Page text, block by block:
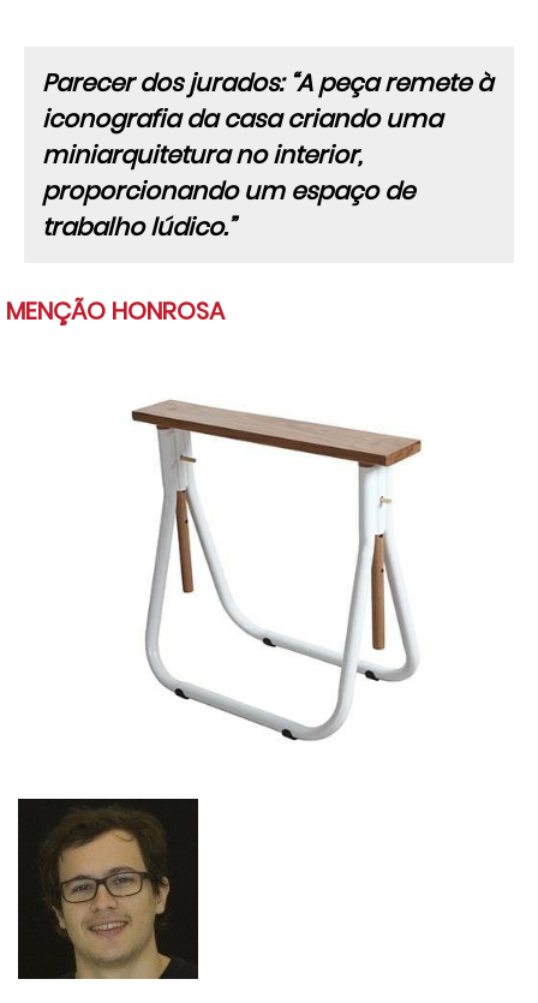
Parecer dos jurados: “A peça remete à
iconografia da casa criando uma
miniarquitetura no interior,
proporcionando um espaço de
trabalho lúdico.”
MENÇÃO HONROSA